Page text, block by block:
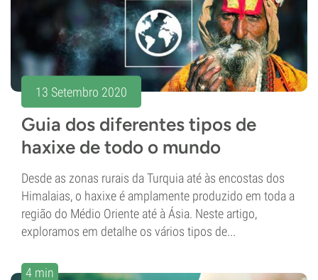
13 Setembro 2020
Guia dos diferentes tipos de
haxixe de todo o mundo
Desde as zonas rurais da Turquia até às encostas dos
Himalaias, o haxixe é amplamente produzido em toda a
região do Médio Oriente até à Ásia. Neste artigo,
exploramos em detalhe os vários tipos de...
4 min